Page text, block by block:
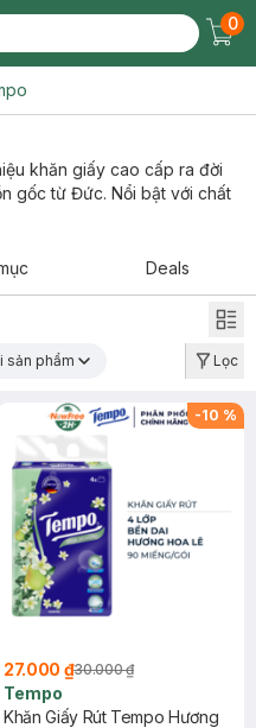
0
khăn giấy cao cấp ra đời
gốc từ Đức. Nổi bật với chất
Deals
sản phẩm Lọc
-10 %
27.000 ₫30.000 ₫
Tempo
Khăn Giấy Rút Tempo Hương